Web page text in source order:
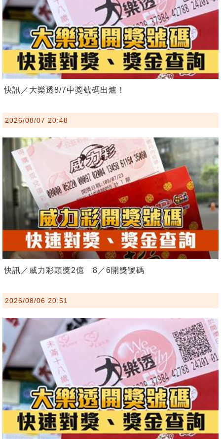
快訊／大樂透8/7中獎號碼出爐！
2026/08/07 20:48
快訊／威力彩頭獎2億 8／6開獎號碼
2026/08/06 20:51